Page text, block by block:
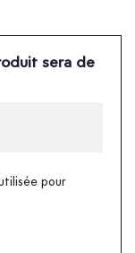
sera de
pour